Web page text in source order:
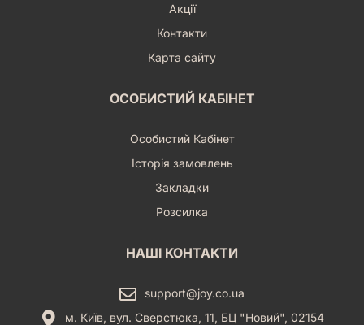
Акції
Контакти
Карта сайту
ОСОБИСТИЙ КАБІНЕТ
Особистий Кабінет
Історія замовлень
Закладки
Розсилка
НАШІ КОНТАКТИ
support@joy.co.ua
м. Київ, вул. Сверстюка, 11, БЦ "Новий", 02154